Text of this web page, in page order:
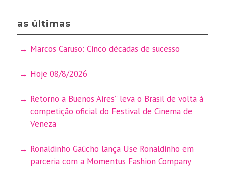
as últimas
Marcos Caruso: Cinco décadas de sucesso
Hoje 08/8/2026
Retorno a Buenos Aires” leva o Brasil de volta à
competição oficial do Festival de Cinema de
Veneza
Ronaldinho Gaúcho lança Use Ronaldinho em
parceria com a Momentus Fashion Company